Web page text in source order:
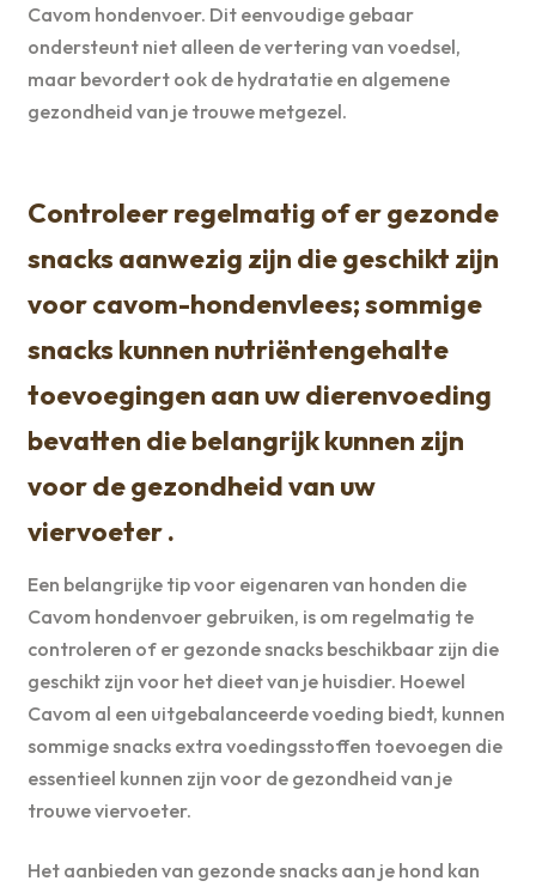
Cavom hondenvoer. Dit eenvoudige gebaar
ondersteunt niet alleen de vertering van voedsel,
maar bevordert ook de hydratatie en algemene
gezondheid van je trouwe metgezel.
Controleer regelmatig of er gezonde
snacks aanwezig zijn die geschikt zijn
voor cavom-hondenvlees; sommige
snacks kunnen nutriëntengehalte
toevoegingen aan uw dierenvoeding
bevatten die belangrijk kunnen zijn
voor de gezondheid van uw
viervoeter .
Een belangrijke tip voor eigenaren van honden die
Cavom hondenvoer gebruiken, is om regelmatig te
controleren of er gezonde snacks beschikbaar zijn die
geschikt zijn voor het dieet van je huisdier. Hoewel
Cavom al een uitgebalanceerde voeding biedt, kunnen
sommige snacks extra voedingsstoffen toevoegen die
essentieel kunnen zijn voor de gezondheid van je
trouwe viervoeter.
Het aanbieden van gezonde snacks aan je hond kan